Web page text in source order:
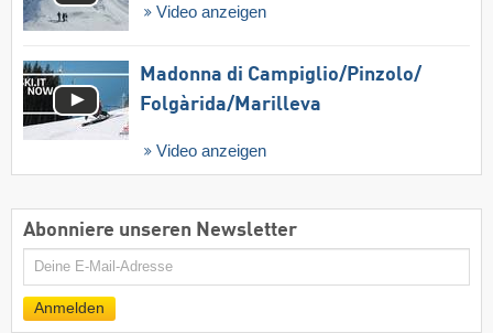
Video anzeigen
Madonna di Campiglio/​Pinzolo/​
Folgàrida/​Marilleva
Video anzeigen
Abonniere unseren Newsletter
E-
Mail
Anmelden